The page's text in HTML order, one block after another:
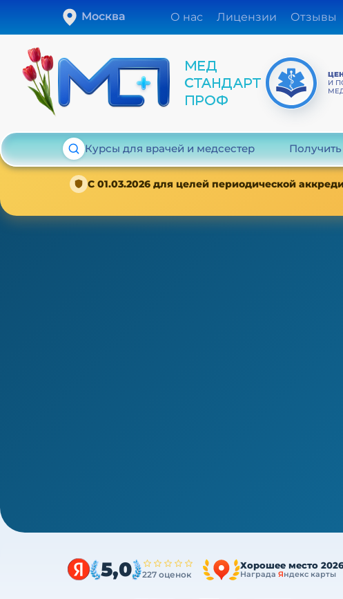
Москва О нас Лицензии Отзывы
И
Курсы для врачей и медсестер
С 01.03.2026 для целей периодической
5,0 227 оценок
Хорошее место
НаградаЯндекс карты